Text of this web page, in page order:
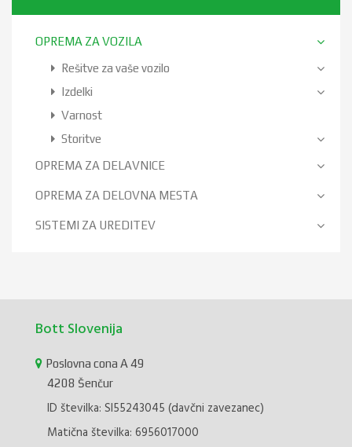
OPREMA ZA VOZILA
Rešitve za vaše vozilo
Izdelki
Varnost
Storitve
OPREMA ZA DELAVNICE
OPREMA ZA DELOVNA MESTA
SISTEMI ZA UREDITEV
Bott Slovenija
Poslovna cona A 49
4208 Šenčur
ID številka: SI55243045 (davčni zavezanec)
Matična številka: 6956017000